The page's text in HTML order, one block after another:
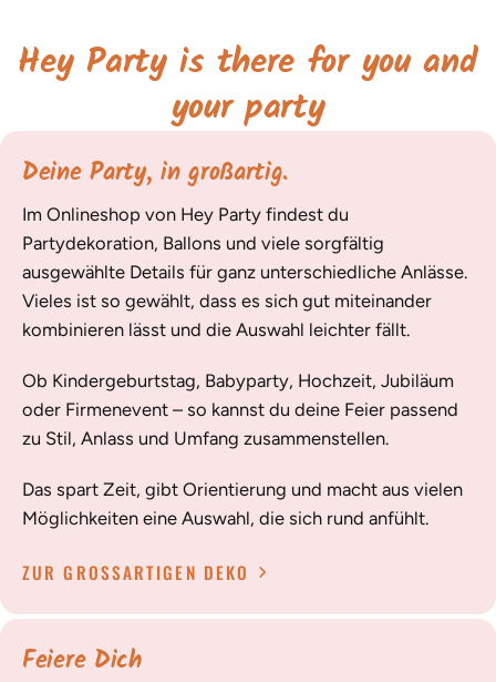
Hey Party is there for you and
your party
Deine Party, in großartig.
Im Onlineshop von Hey Party findest du
Partydekoration, Ballons und viele sorgfältig
ausgewählte Details für ganz unterschiedliche Anlässe.
Vieles ist so gewählt, dass es sich gut miteinander
kombinieren lässt und die Auswahl leichter fällt.
Ob Kindergeburtstag, Babyparty, Hochzeit, Jubiläum
oder Firmenevent – so kannst du deine Feier passend
zu Stil, Anlass und Umfang zusammenstellen.
Das spart Zeit, gibt Orientierung und macht aus vielen
Möglichkeiten eine Auswahl, die sich rund anfühlt.
ZUR GROSSARTIGEN DEKO
Feiere Dich